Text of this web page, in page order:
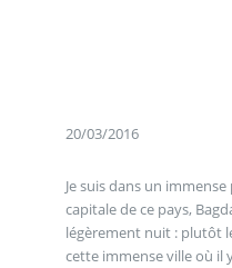
20/03/2016
Je suis dans un
capitale de ce pays,
légèrement nuit : plutôt
cette immense ville où il